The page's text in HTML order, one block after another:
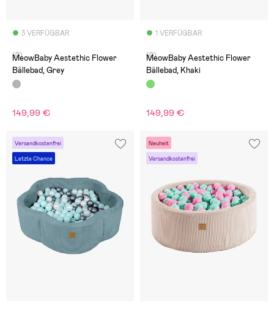
3 VERFÜGBAR
(0)
MeowBaby Aestethic Flower
Bällebad, Grey
149,99 €
1 VERFÜGBAR
(0)
MeowBaby Aestethic Flower
Bällebad, Khaki
149,99 €
Versandkostenfrei
Letzte Chance
Neuheit
Versandkostenfrei